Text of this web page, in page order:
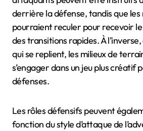
derrière la défense, tandis que
pourraient reculer pour recevoir
des transitions rapides. À
qui se replient, les milieux de
s’engager dans un jeu plus créatif
défenses.
Les rôles défensifs peuvent
fonction du style d’attaque de